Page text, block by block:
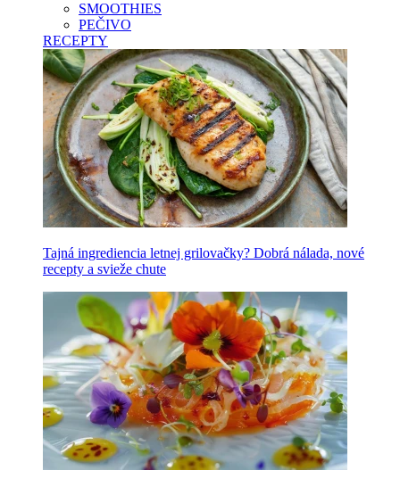
SMOOTHIES
PEČIVO
RECEPTY
Tajná ingrediencia letnej grilovačky? Dobrá nálada, nové
recepty a svieže chute